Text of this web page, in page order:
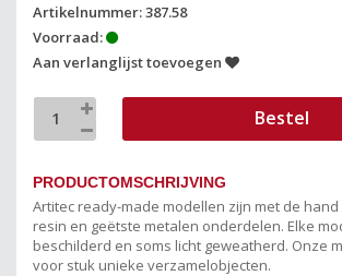
Artikelnummer: 387.58
Voorraad:
Aan verlanglijst toevoegen
Bestel
PRODUCTOMSCHRIJVING
Artitec ready-made modellen zijn met de
resin en geëtste metalen onderdelen. Elke
beschilderd en soms licht geweatherd. Onze
voor stuk unieke verzamelobjecten.